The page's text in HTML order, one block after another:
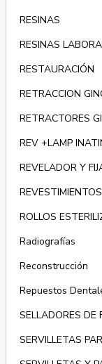
RESINAS
RESINAS
RESTAURACIÓN
RETRACCION
RETRACTORES
REV +LAMP
REVELADOR Y
REVESTIMIENTOS
ROLLOS
Radiografías
Reconstrucción
Repuestos
SELLADORES DE
SERVILLETAS